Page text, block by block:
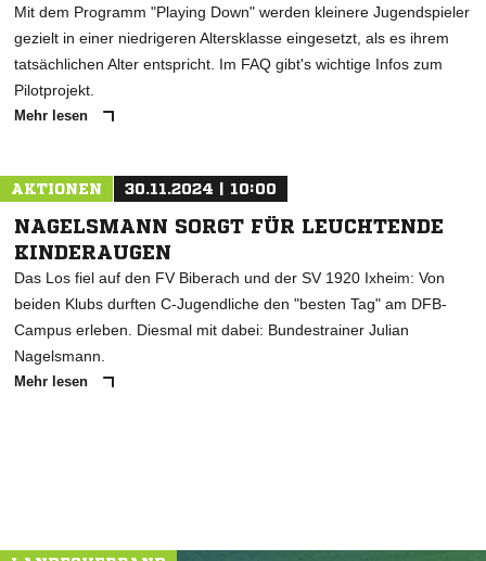
Mit dem Programm "Playing Down" werden kleinere Jugendspieler
gezielt in einer niedrigeren Altersklasse eingesetzt, als es ihrem
tatsächlichen Alter entspricht. Im FAQ gibt's wichtige Infos zum
Pilotprojekt.
Mehr lesen
AKTIONEN 30.11.2024 | 10:00
NAGELSMANN SORGT FÜR LEUCHTENDE
KINDERAUGEN
Das Los fiel auf den FV Biberach und der SV 1920 Ixheim: Von
beiden Klubs durften C-Jugendliche den "besten Tag" am DFB-
Campus erleben. Diesmal mit dabei: Bundestrainer Julian
Nagelsmann.
Mehr lesen